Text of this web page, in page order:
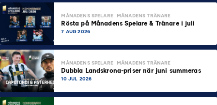
MÅNADENS SPELARE MÅNADENS TRÄNARE
Rösta på Månadens Spelare & Tränare i juli
7 AUG 2026
MÅNADENS SPELARE MÅNADENS TRÄNARE
Dubbla Landskrona-priser när juni summeras
10 JUL 2026